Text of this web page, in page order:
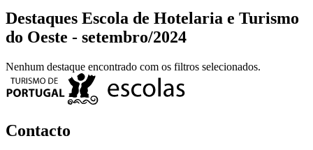
Destaques Escola de Hotelaria e Turismo
do Oeste - setembro/2024
Nenhum destaque encontrado com os filtros selecionados.
Contacto